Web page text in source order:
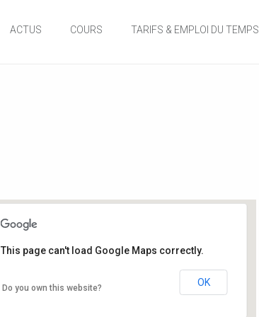
ACTUS COURS TARIFS & EMPLOI DU TEMPS
12, rue de l'hôtel de ville - Buxerolles
This page can't load Google Maps correctly.
Do you own this website?
OK